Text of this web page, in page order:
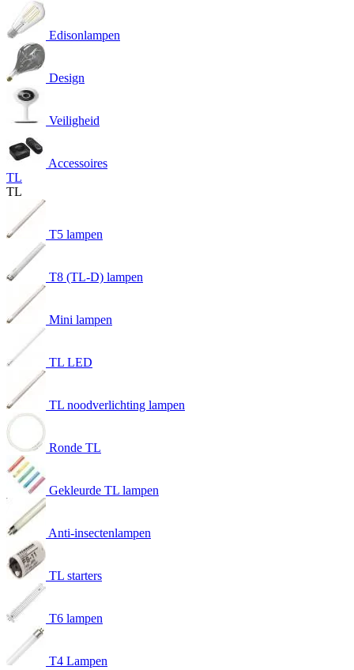
Edisonlampen
Design
Veiligheid
Accessoires
TL
TL
T5 lampen
T8 (TL-D) lampen
Mini lampen
TL LED
TL noodverlichting lampen
Ronde TL
Gekleurde TL lampen
Anti-insectenlampen
TL starters
T6 lampen
T4 Lampen